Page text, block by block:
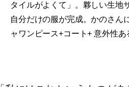
タイルがよくて」。夥しい生
自分だけの服が完成。かのさん
ャワンピース+コート+ 意外性あ